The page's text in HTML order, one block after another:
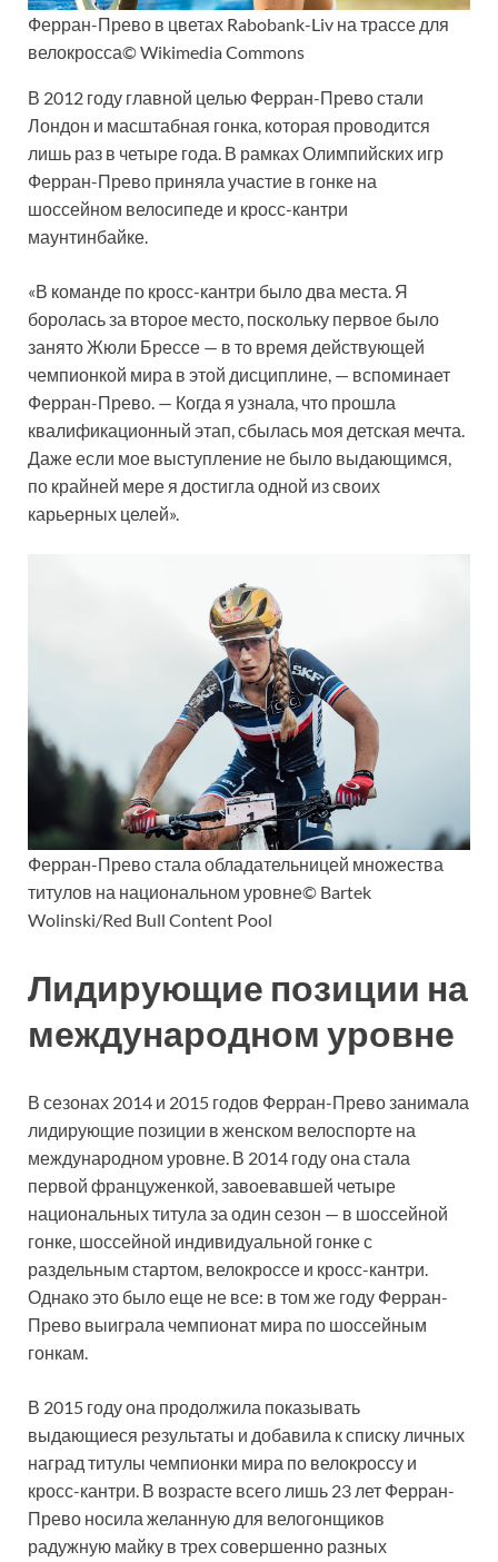
Ферран-Прево в цветах Rabobank-Liv на трассе для
велокросса© Wikimedia Commons
В 2012 году главной целью Ферран-Прево стали
Лондон и масштабная гонка, которая проводится
лишь раз в четыре года. В рамках Олимпийских игр
Ферран-Прево приняла участие в гонке на
шоссейном велосипеде и кросс-кантри
маунтинбайке.
«В команде по кросс-кантри было два места. Я
боролась за второе место, поскольку первое было
занято Жюли Брессе — в то время действующей
чемпионкой мира в этой дисциплине, — вспоминает
Ферран-Прево. — Когда я узнала, что прошла
квалификационный этап, сбылась моя детская мечта.
Даже если мое выступление не было выдающимся,
по крайней мере я достигла одной из своих
карьерных целей».
Ферран-Прево стала обладательницей множества
титулов на национальном уровне© Bartek
Wolinski/Red Bull Content Pool
Лидирующие позиции на
международном уровне
В сезонах 2014 и 2015 годов Ферран-Прево занимала
лидирующие позиции в женском велоспорте на
международном уровне. В 2014 году она стала
первой француженкой, завоевавшей четыре
национальных титула за один сезон — в шоссейной
гонке, шоссейной индивидуальной гонке с
раздельным стартом, велокроссе и кросс-кантри.
Однако это было еще не все: в том же году Ферран-
Прево выиграла чемпионат мира по шоссейным
гонкам.
В 2015 году она продолжила показывать
выдающиеся результаты и добавила к списку личных
наград титулы чемпионки мира по велокроссу и
кросс-кантри. В возрасте всего лишь 23 лет Ферран-
Прево носила желанную для велогонщиков
радужную майку в трех совершенно разных